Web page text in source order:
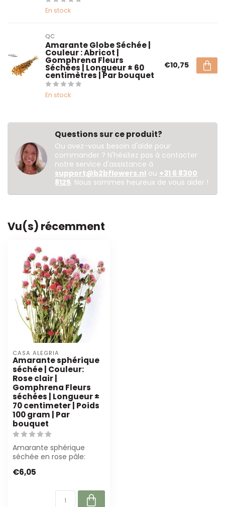
En stock
QC
Amarante Globe Séchée |
Couleur : Abricot |
Gomphrena Fleurs
Séchées | Longueur ± 60
centimètres | Par bouquet
En stock
€10,75
Questions sur ce produit?
Ou avez-vous besoin d'aide pour
commander ? N'hésitez pas à contacter
notre service d'assistance à
support@b2bflowers.nl ou +31 6 8300
8125. Nous sommes heureux de vous aider !
Vu(s) récemment
CASA ALEGRIA
Amarante sphérique
séchée | Couleur:
Rose clair |
Gomphrena Fleurs
séchées | Longueur ±
70 centimeter | Poids
100 gram | Par
bouquet
Amarante sphérique
séchée en rose pâle:
et parfaite ...
€6,05